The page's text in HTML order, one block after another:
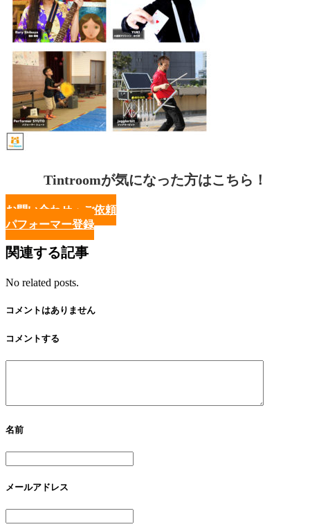
Tintroomが気になった方はこちら！
お問い合わせ・ご依頼
パフォーマー登録
関連する記事
No related posts.
コメントはありません
コメントする
名前
メールアドレス